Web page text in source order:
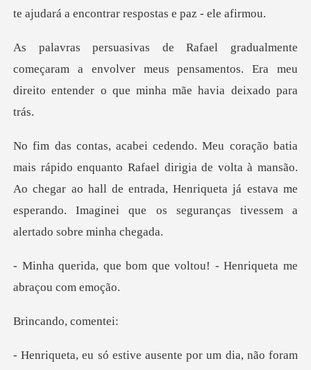
te ajudará a e
eçaram a envolver meus pensamentos. Era meu
direit
dirigia de volta à mansão.
Ao chegar ao hall de entrada, Henriqueta já estava m
que voltou! - Henriquet
do, com
stive ausente por um